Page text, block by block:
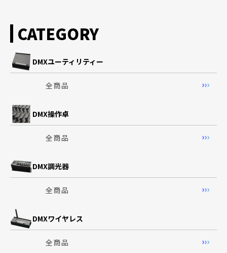
CATEGORY
DMXユーティリティー
全商品
DMX操作卓
全商品
DMX調光器
全商品
DMXワイヤレス
全商品